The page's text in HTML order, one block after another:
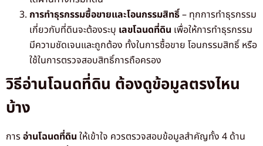
การทำธุรกรรมซื้อขายและโอนกรรมสิทธิ์– ทุกการทำธุรกรรม
เกี่ยวกับที่ดินจะต้องระบุ เลขโฉนดที่ดิน เพื่อให้การทำธุรกรรม
มีความชัดเจนและถูกต้อง ทั้งในการซื้อขาย โอนกรรมสิทธิ์ หรือ
ใช้ในการตรวจสอบสิทธิ์การถือครอง
วิธีอ่านโฉนดที่ดิน ต้องดูข้อมูลตรงไหน
บ้าง
การอ่านโฉนดที่ดิน ให้เข้าใจ ควรตรวจสอบข้อมูลสำคัญทั้ง 4 ด้าน